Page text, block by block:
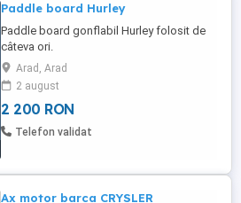
Paddle board Hurley
Paddle board gonflabil Hurley folosit de
câteva ori.
Arad, Arad
2 august
2 200 RON
Telefon validat
Ax motor barca CRYSLER